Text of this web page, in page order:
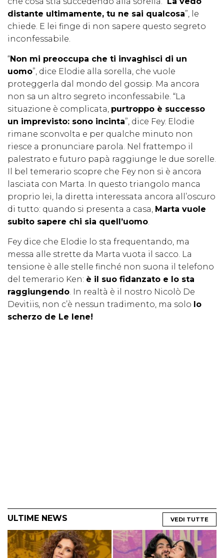
distante ultimamente, tu ne sai qualcosa”, le
chiede. E lei finge di non sapere questo segreto
inconfessabile.
“Non mi preoccupa che ti invaghisci di un
uomo”, dice Elodie alla sorella, che vuole
proteggerla dal mondo del gossip. Ma ancora
non sa un altro segreto inconfessabile. “La
situazione è complicata, purtroppo è successo
un imprevisto: sono incinta”, dice Fey. Elodie
rimane sconvolta e per qualche minuto non
riesce a pronunciare parola. Nel frattempo il
palestrato e futuro papà raggiunge le due sorelle.
Il bel temerario scopre che Fey non si è ancora
lasciata con Marta. In questo triangolo manca
proprio lei, la diretta interessata ancora all’oscuro
di tutto: quando si presenta a casa, Marta vuole
subito sapere chi sia quell’uomo.
Fey dice che Elodie lo sta frequentando, ma
messa alle strette da Marta vuota il sacco. La
tensione è alle stelle finché non suona il telefono
del temerario Ken: è il suo fidanzato e lo sta
raggiungendo. In realtà è il nostro Nicolò De
Devitiis, non c’è nessun tradimento, ma solo lo
scherzo de Le Iene!
ULTIME NEWS VEDI TUTTE